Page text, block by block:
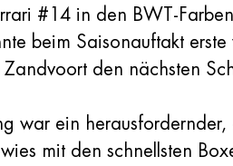
#14 in den BWT-
beim Saisonauftakt erste
den nächsten
war ein herausfordernder,
mit den schnellsten